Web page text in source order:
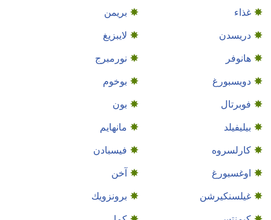
غذاء
بريمن
دريسدن
لايبزيغ
هانوفر
نورمبرج
دويسبورغ
بوخوم
فوبرتال
بون
بيليفيلد
مانهايم
كارلسروه
فيسبادن
اوغسبورغ
آخن
غيلسنكيرشن
برونزويك